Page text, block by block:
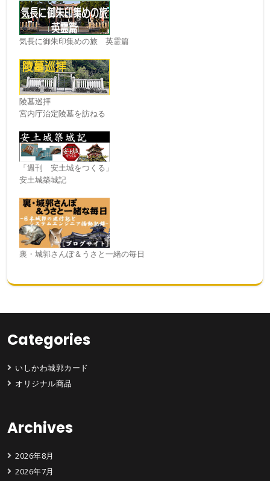
気長に御朱印集めの旅 英霊篇
陵墓巡拝
宮内庁治定陵墓を訪ねる
「週刊 安土城をつくる」
安土城築城記
裏・城郭さんぽ＆うさと一緒の毎日
Categories
いしかわ城郭カード
オリジナル商品
Archives
2026年8月
2026年7月